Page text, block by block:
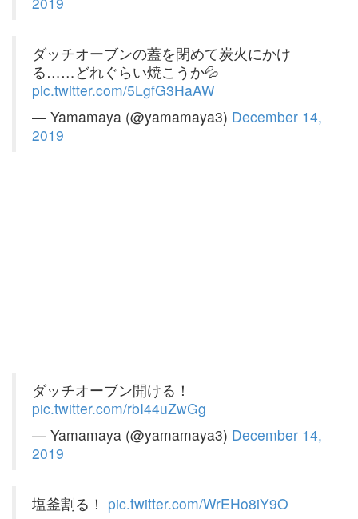
ダッチオーブンの蓋を閉めて炭火にかけ
る……どれぐらい焼こうか💦
pic.twitter.com/5LgfG3HaAW
— Yamamaya (@yamamaya3) December 14,
2019
ダッチオーブン開ける！
pic.twitter.com/rbI44uZwGg
— Yamamaya (@yamamaya3) December 14,
2019
塩釜割る！ pic.twitter.com/WrEHo8iY9O